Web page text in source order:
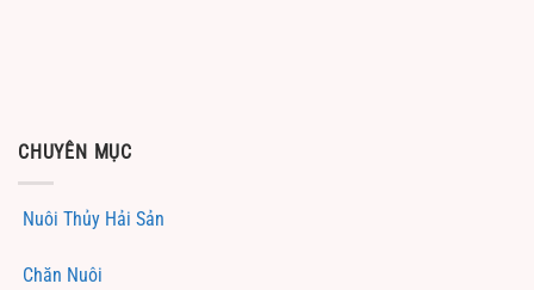
CHUYÊN MỤC
Nuôi Thủy Hải Sản
Chăn Nuôi